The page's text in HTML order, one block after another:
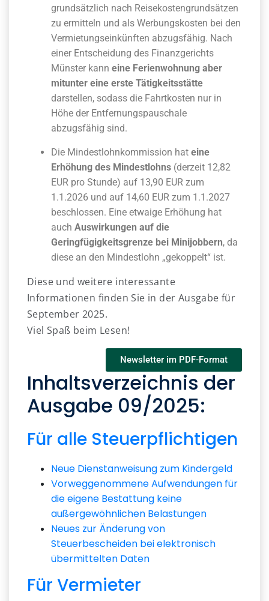
grundsätzlich nach Reisekostengrundsätzen
zu ermitteln und als Werbungskosten bei den
Vermietungseinkünften abzugsfähig. Nach
einer Entscheidung des Finanzgerichts
Münster kann eine Ferienwohnung aber
mitunter eine erste Tätigkeitsstätte
darstellen, sodass die Fahrtkosten nur in
Höhe der Entfernungspauschale
abzugsfähig sind.
Die Mindestlohnkommission hat eine
Erhöhung des Mindestlohns (derzeit 12,82
EUR pro Stunde) auf 13,90 EUR zum
1.1.2026 und auf 14,60 EUR zum 1.1.2027
beschlossen. Eine etwaige Erhöhung hat
auch Auswirkungen auf die
Geringfügigkeitsgrenze bei Minijobbern, da
diese an den Mindestlohn „gekoppelt“ ist.
Diese und weitere interessante
Informationen finden Sie in der Ausgabe für
September 2025.
Viel Spaß beim Lesen!
Newsletter im PDF-Format
Inhaltsverzeichnis der
Ausgabe 09/2025:
Für alle Steuerpflichtigen
Neue Dienstanweisung zum Kindergeld
Vorweggenommene Aufwendungen für
die eigene Bestattung keine
außergewöhnlichen Belastungen
Neues zur Änderung von
Steuerbescheiden bei elektronisch
übermittelten Daten
Für Vermieter